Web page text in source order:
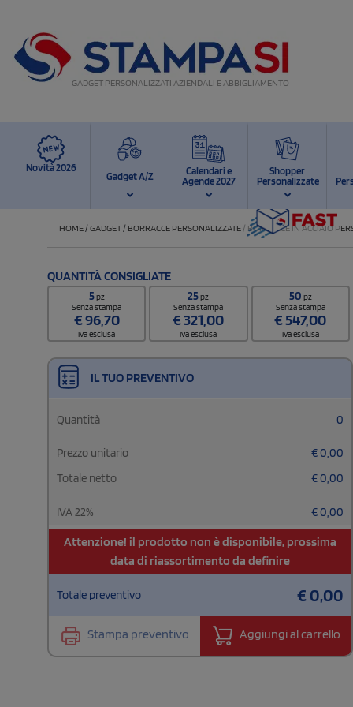
GADGET PERSONALIZZATI AZIENDALI E ABBIGLIAMENTO
Novità 2026
Gadget A/Z
Calendari e
Agende 2027
Shopper
Personalizzate
HOME /GADGET / BORRACCE PERSONALIZZATE / BORRACCE IN ACCIAIO
QUANTITÀ CONSIGLIATE
5pz
Senza stampa
€96,70
iva esclusa
25pz
Senza stampa
€321,00
iva esclusa
50 pz
Senza stampa
€547,00
iva esclusa
IL TUO PREVENTIVO
Quantità 0
Prezzo unitario €0,00
Totale netto
€0,00
IVA 22% €0,00
Attenzione! il prodotto non è disponibile, prossima
data di riassortimento da definire
Totale preventivo €0,00
Stampa preventivo Aggiungi al carrello